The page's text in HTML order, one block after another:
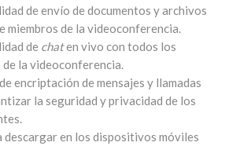
de envío de documentos y archivos
miembros de la videoconferencia.
de chaten vivo con todos los
de la videoconferencia.
encriptación de mensajes y llamadas
la seguridad y privacidad de los
descargar en los dispositivos móviles